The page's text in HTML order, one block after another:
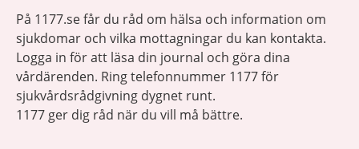
På 1177.se får du råd om hälsa och information om
sjukdomar och vilka mottagningar du kan kontakta.
Logga in för att läsa din journal och göra dina
vårdärenden. Ring telefonnummer 1177 för
sjukvårdsrådgivning dygnet runt.
1177 ger dig råd när du vill må bättre.